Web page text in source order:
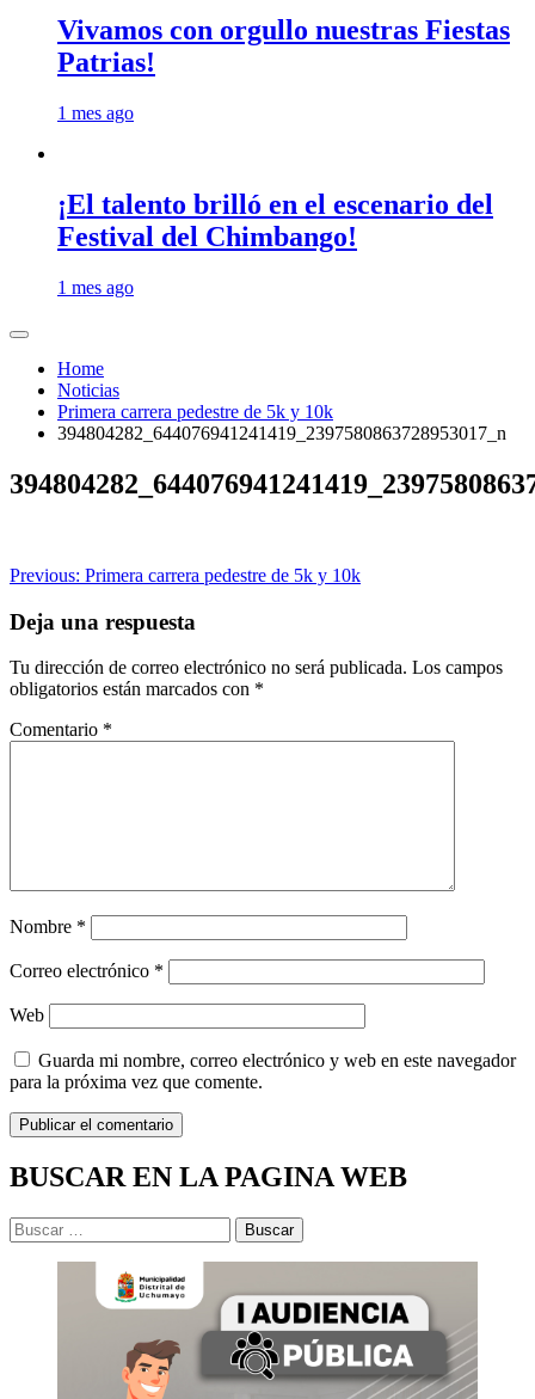
Vivamos con orgullo nuestras Fiestas
Patrias!
1 mes ago
¡El talento brilló en el escenario del
Festival del Chimbango!
1 mes ago
Home
Noticias
Primera carrera pedestre de 5k y 10k
394804282_644076941241419_2397580863728953017_n
Navegación
de
entradas
Previous: Primera carrera pedestre de 5k y 10k
Deja una respuesta
Tu dirección de correo electrónico no será publicada. Los campos
obligatorios están marcados con *
Comentario *
Nombre *
Correo electrónico *
Web
Guarda mi nombre, correo electrónico y web en este navegador
para la próxima vez que comente.
BUSCAR EN LA PAGINA WEB
Buscar: